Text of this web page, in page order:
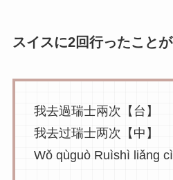
スイスに2回行ったこと
我去過瑞士兩次【台】
我去过瑞士两次【中】
Wǒ qùguò Ruìshì liǎng cì